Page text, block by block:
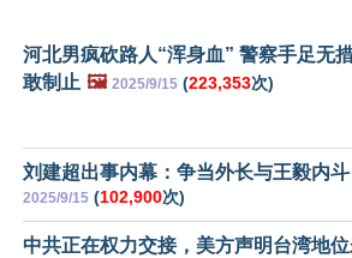
河北男疯砍路人“浑身血” 警察手足无
敢制止 🖼️ 2025/9/15 (223,353次)
刘建超出事内幕：争当外长与王毅内
2025/9/15 (102,900次)
中共正在权力交接，美方声明台湾地